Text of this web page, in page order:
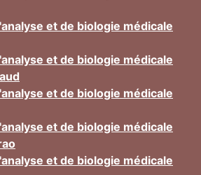
et de biologie médicale
et de biologie médicale
et de biologie médicale
et de biologie médicale
et de biologie médicale